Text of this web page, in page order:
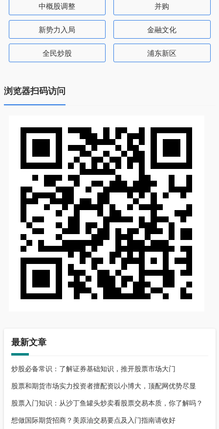
中概股调整 并购
新势力入局 金融文化
全民炒股 浦东新区
浏览器扫码访问
最新文章
炒股必备常识：了解证券基础知识，推开股票市场大门
股票和期货市场实力投资者擅配资以小博大，顶配网优势尽显
股票入门知识：从沙丁鱼罐头炒卖看股票交易本质，你了解吗？
想做国际期货招商？美原油交易要点及入门指南请收好